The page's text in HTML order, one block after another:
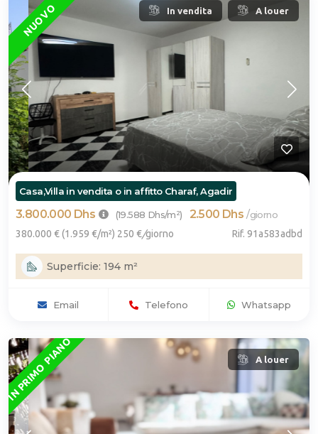
NUOVO In vendita A louer
Casa,Villa in vendita o in affitto Charaf, Agadir
3.800.000 Dhs (19.588 Dhs/m²) 2.500 Dhs /giorno
380.000 € (1.959 €/m²) 250 €/giorno Rif. 91a583adbd
Superficie: 194 m²
Email Telefono Whatsapp
IN PRIMO PIANO A louer